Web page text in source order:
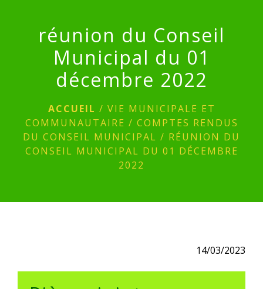
réunion du Conseil
Municipal du 01
décembre 2022
ACCUEIL / VIE MUNICIPALE ET
COMMUNAUTAIRE / COMPTES RENDUS
DU CONSEIL MUNICIPAL / RÉUNION DU
CONSEIL MUNICIPAL DU 01 DÉCEMBRE
2022
14/03/2023